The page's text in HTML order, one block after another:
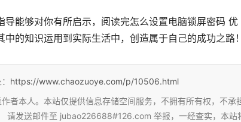
能够对你有所启示，阅读完怎么设置电脑锁屏密码 优
的知识运用到实际生活中，创造属于自己的成功之路
https://www.chaozuoye.com/p/10506.html
者本人。本站仅提供信息存储空间服务，不拥有所有权，不承
请发送邮件至 jubao226688#126.com 举报，一经查实，本站